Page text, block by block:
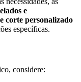
e
corte personalizado
específicas.
considere: